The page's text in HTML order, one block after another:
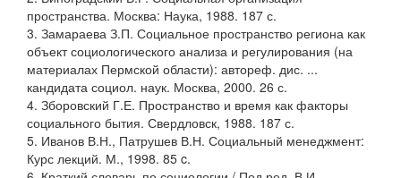
пространства. Москва: Наука, 1988. 187 с.
3. Замараева З.П. Социальное пространство региона как
объект социологического анализа и регулирования (на
материалах Пермской области): автореф. дис. ...
кандидата социол. наук. Москва, 2000. 26 с.
4. Зборовский Г.Е. Пространство и время как факторы
социального бытия. Свердловск, 1988. 187 с.
5. Иванов В.Н., Патрушев В.Н. Социальный менеджмент:
Курс лекций. М., 1998. 85 c.